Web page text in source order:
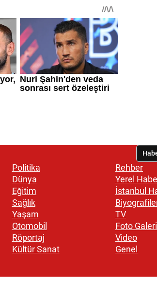
Politika
Dünya
Eğitim
Sağlık
Yaşam
Otomobil
Röportaj
Kültür Sanat
Rehber
Yerel
İstanbul
TV
Foto Galeri
Video
Genel